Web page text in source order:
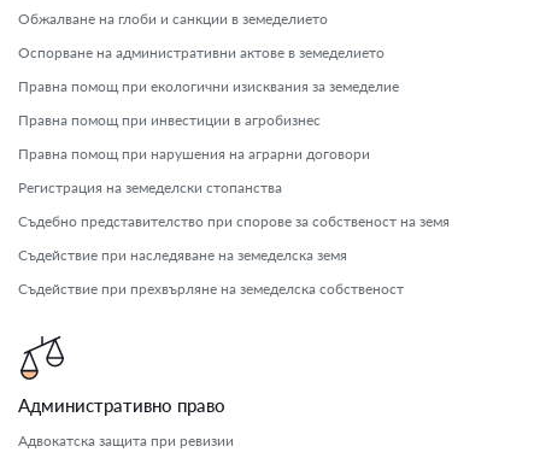
Обжалване на глоби и санкции в земеделието
Оспорване на административни актове в земеделието
Правна помощ при екологични изисквания за земеделие
Правна помощ при инвестиции в агробизнес
Правна помощ при нарушения на аграрни договори
Регистрация на земеделски стопанства
Съдебно представителство при спорове за собственост на земя
Съдействие при наследяване на земеделска земя
Съдействие при прехвърляне на земеделска собственост
Административно право
Адвокатска защита при ревизии